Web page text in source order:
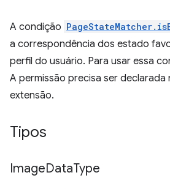
A condição
a correspondência dos estado
perfil do usuário. Para usar essa
A permissão precisa ser declarada
extensão.
Tipos
ImageDataType